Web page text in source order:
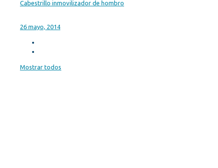
Cabestrillo inmovilizador de hombro
26 mayo, 2014
Mostrar todos